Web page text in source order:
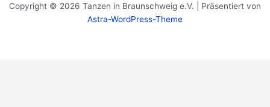
Copyright © 2026 Tanzen in Braunschweig e.V. | Präsentiert von
Astra-WordPress-Theme